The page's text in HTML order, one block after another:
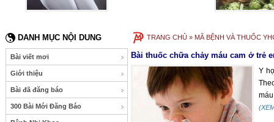
DANH MỤC NỘI DUNG
Bài viết mơi
Giới thiệu
Bài đã đăng báo
300 Bài Mới Đăng Báo
TRANG CHỦ » MÃ BỆNH VÀ THUỐC
Bài thuốc chữa chảy máu cam ở trẻ
Y